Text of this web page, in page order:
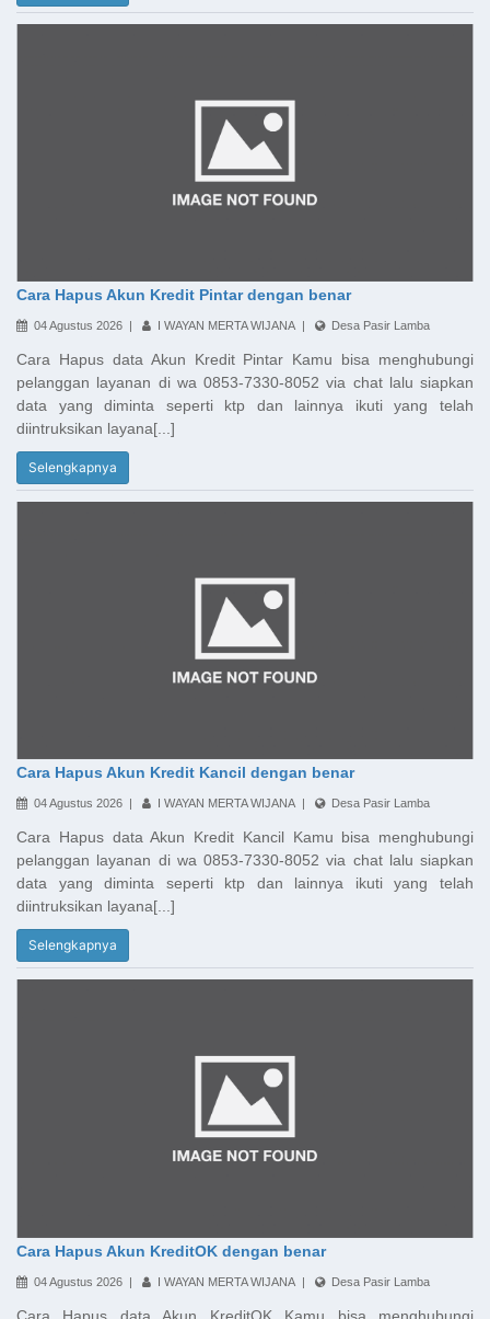
Cara Hapus Akun Kredit Pintar dengan benar
04 Agustus 2026 | I WAYAN MERTA WIJANA | Desa Pasir Lamba
Cara Hapus data Akun Kredit Pintar Kamu bisa menghubungi
pelanggan layanan di wa 0853-7330-8052 via chat lalu siapkan
data yang diminta seperti ktp dan lainnya ikuti yang telah
diintruksikan layana[...]
Selengkapnya
Cara Hapus Akun Kredit Kancil dengan benar
04 Agustus 2026 | I WAYAN MERTA WIJANA | Desa Pasir Lamba
Cara Hapus data Akun Kredit Kancil Kamu bisa menghubungi
pelanggan layanan di wa 0853-7330-8052 via chat lalu siapkan
data yang diminta seperti ktp dan lainnya ikuti yang telah
diintruksikan layana[...]
Selengkapnya
Cara Hapus Akun KreditOK dengan benar
04 Agustus 2026 | I WAYAN MERTA WIJANA | Desa Pasir Lamba
Cara Hapus data Akun KreditOK Kamu bisa menghubungi